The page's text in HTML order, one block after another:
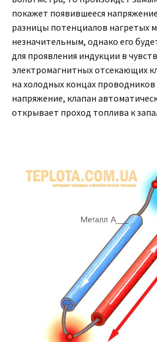
покажет появившееся
разницы потенциалов нагретых
незначительным, однако его
для проявления индукции в
электромагнитных отсекающих
на холодных концах проводников
напряжение, клапан
открывает проход топлива к